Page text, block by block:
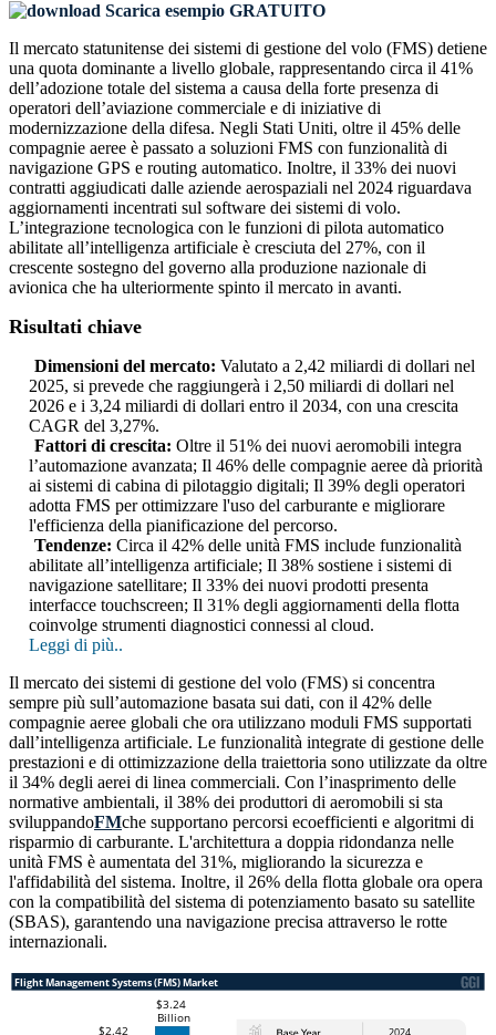
Scarica esempio GRATUITO
Il mercato statunitense dei sistemi di gestione del volo (FMS) detiene
una quota dominante a livello globale, rappresentando circa il 41%
dell’adozione totale del sistema a causa della forte presenza di
operatori dell’aviazione commerciale e di iniziative di
modernizzazione della difesa. Negli Stati Uniti, oltre il 45% delle
compagnie aeree è passato a soluzioni FMS con funzionalità di
navigazione GPS e routing automatico. Inoltre, il 33% dei nuovi
contratti aggiudicati dalle aziende aerospaziali nel 2024 riguardava
aggiornamenti incentrati sul software dei sistemi di volo.
L’integrazione tecnologica con le funzioni di pilota automatico
abilitate all’intelligenza artificiale è cresciuta del 27%, con il
crescente sostegno del governo alla produzione nazionale di
avionica che ha ulteriormente spinto il mercato in avanti.
Risultati chiave
Dimensioni del mercato: Valutato a 2,42 miliardi di dollari nel
2025, si prevede che raggiungerà i 2,50 miliardi di dollari nel
2026 e i 3,24 miliardi di dollari entro il 2034, con una crescita
CAGR del 3,27%.
Fattori di crescita: Oltre il 51% dei nuovi aeromobili integra
l’automazione avanzata; Il 46% delle compagnie aeree dà priorità
ai sistemi di cabina di pilotaggio digitali; Il 39% degli operatori
adotta FMS per ottimizzare l'uso del carburante e migliorare
l'efficienza della pianificazione del percorso.
Tendenze: Circa il 42% delle unità FMS include funzionalità
abilitate all’intelligenza artificiale; Il 38% sostiene i sistemi di
navigazione satellitare; Il 33% dei nuovi prodotti presenta
interfacce touchscreen; Il 31% degli aggiornamenti della flotta
coinvolge strumenti diagnostici connessi al cloud.
Leggi di più..
Il mercato dei sistemi di gestione del volo (FMS) si concentra
sempre più sull’automazione basata sui dati, con il 42% delle
compagnie aeree globali che ora utilizzano moduli FMS supportati
dall’intelligenza artificiale. Le funzionalità integrate di gestione delle
prestazioni e di ottimizzazione della traiettoria sono utilizzate da oltre
il 34% degli aerei di linea commerciali. Con l’inasprimento delle
normative ambientali, il 38% dei produttori di aeromobili si sta
sviluppandoFMche supportano percorsi ecoefficienti e algoritmi di
risparmio di carburante. L'architettura a doppia ridondanza nelle
unità FMS è aumentata del 31%, migliorando la sicurezza e
l'affidabilità del sistema. Inoltre, il 26% della flotta globale ora opera
con la compatibilità del sistema di potenziamento basato su satellite
(SBAS), garantendo una navigazione precisa attraverso le rotte
internazionali.